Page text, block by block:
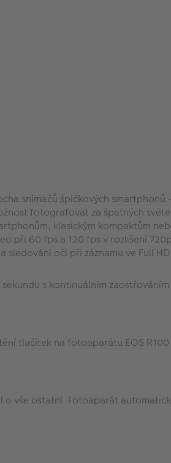
snímačů špičkových
fotografovat za špatných
klasickým kompaktům
při 60 fps a 120 fps v rozlišení
očí při záznamu ve Full
s kontinuálním
tlačítek na fotoaparátu EOS
vše ostatní. Fotoaparát